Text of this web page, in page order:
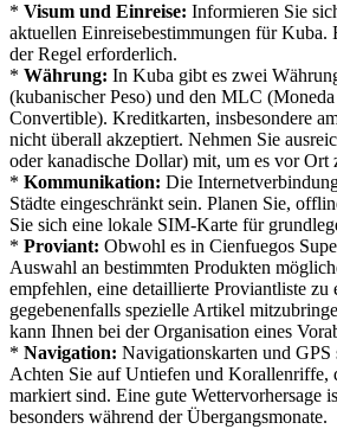
* Visum und Einreise: Informieren Sie
aktuellen Einreisebestimmungen für Kuba.
der Regel erforderlich.
* Währung: In Kuba gibt es zwei
(kubanischer Peso) und den MLC
Convertible). Kreditkarten, insbesondere
nicht überall akzeptiert. Nehmen Sie
oder kanadische Dollar) mit, um es vor Ort
* Kommunikation: Die
Städte eingeschränkt sein. Planen Sie,
Sie sich eine lokale SIM-Karte für
* Proviant: Obwohl es in Cienfuegos
Auswahl an bestimmten Produkten
empfehlen, eine detaillierte Proviantliste zu
gegebenenfalls spezielle Artikel
kann Ihnen bei der Organisation eines
* Navigation: Navigationskarten und GPS
Achten Sie auf Untiefen und Korallenriffe,
markiert sind. Eine gute Wettervorhersage
besonders während der Übergangsmonate.